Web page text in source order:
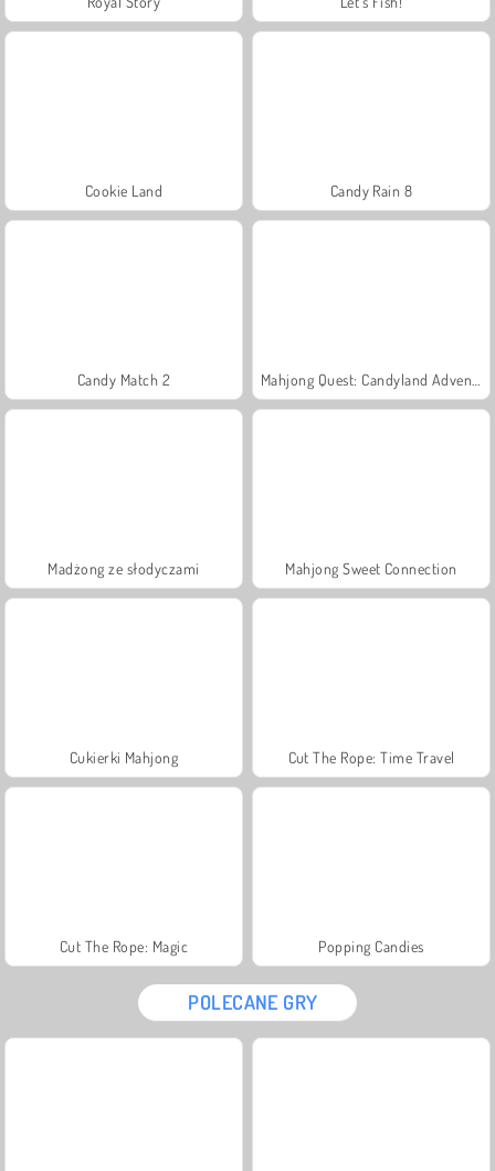
Cookie Land Candy Rain 8
Candy Match 2
Madżong ze słodyczami Mahjong Sweet Connection
Cukierki Mahjong Cut The Rope: Time Travel
Cut The Rope: Magic Popping Candies
POLECANE GRY